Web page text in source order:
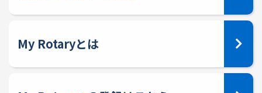
My Rotaryとは